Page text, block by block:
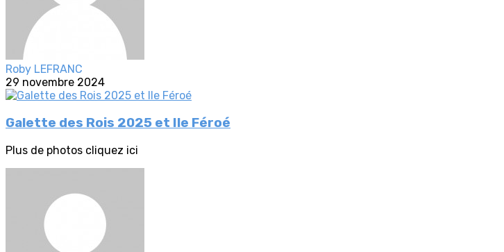
Roby LEFRANC
29 novembre 2024
Galette des Rois 2025 et Ile Féroé
Plus de photos cliquez ici